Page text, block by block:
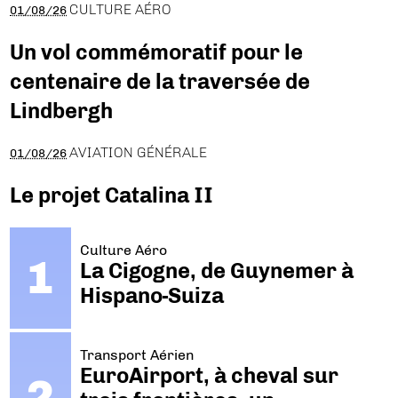
01/08/26 CULTURE AÉRO
Un vol commémoratif pour le
centenaire de la traversée de
Lindbergh
01/08/26 AVIATION GÉNÉRALE
Le projet Catalina II
Culture Aéro
La Cigogne, de Guynemer à
Hispano-Suiza
Transport Aérien
EuroAirport, à cheval sur